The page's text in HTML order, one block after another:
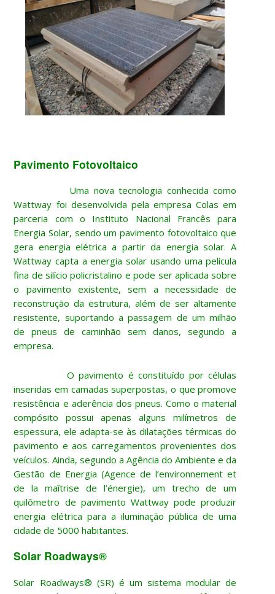
Pavimento Fotovoltaico
Uma nova tecnologia conhecida como
Wattway foi desenvolvida pela empresa Colas em
parceria com o Instituto Nacional Francês para
Energia Solar, sendo um pavimento fotovoltaico que
gera energia elétrica a partir da energia solar. A
Wattway capta a energia solar usando uma película
fina de silício policristalino e pode ser aplicada sobre
o pavimento existente, sem a necessidade de
reconstrução da estrutura, além de ser altamente
resistente, suportando a passagem de um milhão
de pneus de caminhão sem danos, segundo a
empresa.
O pavimento é constituído por células
inseridas em camadas superpostas, o que promove
resistência e aderência dos pneus. Como o material
compósito possui apenas alguns milímetros de
espessura, ele adapta-se às dilatações térmicas do
pavimento e aos carregamentos provenientes dos
veículos. Ainda, segundo a Agência do Ambiente e da
Gestão de Energia (Agence de l’environnement et
de la maîtrise de l’énergie), um trecho de um
quilômetro de pavimento Wattway pode produzir
energia elétrica para a iluminação pública de uma
cidade de 5000 habitantes.
Solar Roadways®
Solar Roadways® (SR) é um sistema modular de